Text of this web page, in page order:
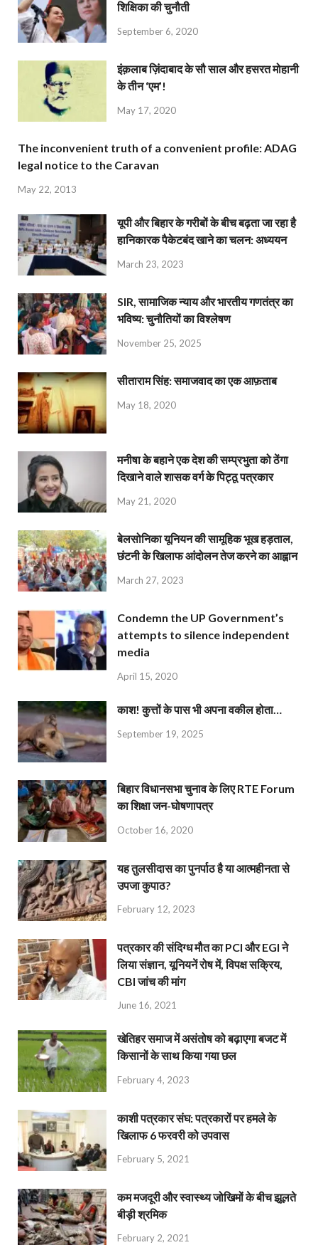
शिक्षिका की चुनौती
September 6, 2020
इंक़लाब ज़िंदाबाद के सौ साल और हसरत मोहानी
के तीन ‘एम’!
May 17, 2020
The inconvenient truth of a convenient profile: ADAG
legal notice to the Caravan
May 22, 2013
यूपी और बिहार के गरीबों के बीच बढ़ता जा रहा है
हानिकारक पैकेटबंद खाने का चलन: अध्ययन
March 23, 2023
SIR, सामाजिक न्याय और भारतीय गणतंत्र का
भविष्य: चुनौतियों का विश्लेषण
November 25, 2025
सीताराम सिंह: समाजवाद का एक आफ़ताब
May 18, 2020
मनीषा के बहाने एक देश की सम्प्रभुता को ठेंगा
दिखाने वाले शासक वर्ग के पिट्ठू पत्रकार
May 21, 2020
बेलसोनिका यूनियन की सामूहिक भूख हड़ताल,
छंटनी के खिलाफ आंदोलन तेज करने का आह्वान
March 27, 2023
Condemn the UP Government’s
attempts to silence independent
media
April 15, 2020
काश! कुत्तों के पास भी अपना वकील होता…
September 19, 2025
बिहार विधानसभा चुनाव के लिए RTE Forum
का शिक्षा जन-घोषणापत्र
October 16, 2020
यह तुलसीदास का पुनर्पाठ है या आत्महीनता से
उपजा कुपाठ?
February 12, 2023
पत्रकार की संदिग्ध मौत का PCI और EGI ने
लिया संज्ञान, यूनियनें रोष में, विपक्ष सक्रिय,
CBI जांच की मांग
June 16, 2021
खेतिहर समाज में असंतोष को बढ़ाएगा बजट में
किसानों के साथ किया गया छल
February 4, 2023
काशी पत्रकार संघ: पत्रकारों पर हमले के
खिलाफ 6 फरवरी को उपवास
February 5, 2021
कम मजदूरी और स्वास्थ्य जोखिमों के बीच झूलते
बीड़ी श्रमिक
February 2, 2021